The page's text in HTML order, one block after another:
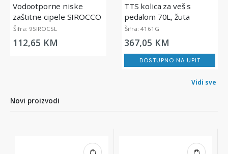
Vodootporne niske
zaštitne cipele SIROCCO
| S3S FO SR ESD
Šifra: 9SIROCSL
112,65 KM
TTS kolica za veš s
pedalom 70L, žuta
Šifra: 4161G
367,05 KM
DOSTUPNO NA UPIT
Vidi sve
Novi proizvodi